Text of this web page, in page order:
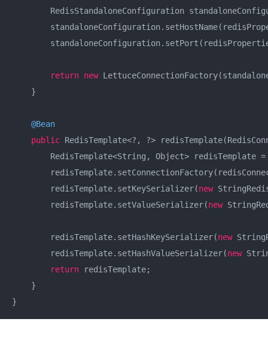
RedisStandaloneConfiguration
return new
    }
@Bean
public RedisTemplate<?, ?>
RedisTemplate<String, Object> redisTemplate
        redisTemplate.setKeySerializer(
new
        redisTemplate.setValueSerializer(
new
        redisTemplate.setHashKeySerializer(
new
        redisTemplate.setHashValueSerializer(
new
return redisTemplate;
    }
}